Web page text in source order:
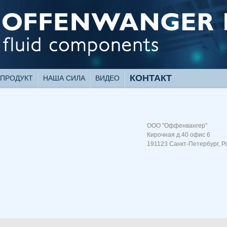
ПРОДУКТ НАША СИЛА ВИДЕО КОНТАКТ
ООО "Оффенвангер"
Кирочная д.40 офис 6
191123 Санкт-Петербург,